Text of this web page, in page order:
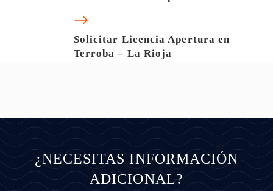
Solicitar Licencia Apertura en
Terroba – La Rioja
¿NECESITAS INFORMACIÓN
ADICIONAL?